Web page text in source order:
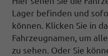
Lager befinden und
können. Klicken Sie in
Fahrzeugnamen, um
zu sehen. Oder Sie